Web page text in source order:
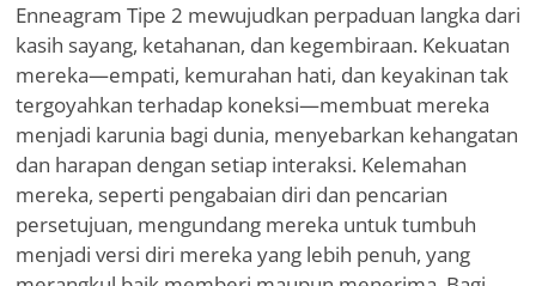
Enneagram Tipe 2 mewujudkan perpaduan langka dari
kasih sayang, ketahanan, dan kegembiraan. Kekuatan
mereka—empati, kemurahan hati, dan keyakinan tak
tergoyahkan terhadap koneksi—membuat mereka
menjadi karunia bagi dunia, menyebarkan kehangatan
dan harapan dengan setiap interaksi. Kelemahan
mereka, seperti pengabaian diri dan pencarian
persetujuan, mengundang mereka untuk tumbuh
menjadi versi diri mereka yang lebih penuh, yang